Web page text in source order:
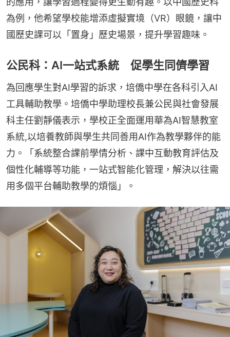
為例，他希望學校能增添虛擬實境（VR）眼鏡，讓中
國歷史課可以「置身」歷史場景，提升學習趣味。
公民科：AI一站式系統 促學生同儕學習
為回應學生對AI學習的訴求，培僑中學在各科引入AI
工具輔助教學。培僑中學助理校長兼公民與社會發展
科主任劉靜儀表示，學校正全面運用華為AI智慧教室
系統,以培養教師與學生共同善用AI作為教學夥伴的能
力。「系統整合課前學情分析、課中互動教育評估及
個性化輔導等功能，一站式智能化管理，解決以往需
用多個平台輔助教學的煩惱」。